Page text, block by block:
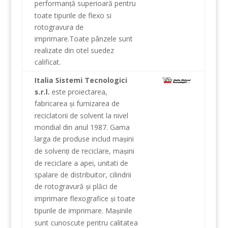
performanță superioară pentru
toate tipurile de flexo si
rotogravura de
imprimare.Toate pânzele sunt
realizate din otel suedez
calificat.
Italia Sistemi Tecnologici
s.r.l. este proiectarea,
fabricarea și furnizarea de
reciclatorii de solvent la nivel
mondial din anul 1987. Gama
larga de produse includ mașini
de solvenți de reciclare, mașini
de reciclare a apei, unitati de
spalare de distribuitor, cilindrii
de rotogravură și plăci de
imprimare flexografice și toate
tipurile de imprimare. Mașinile
sunt cunoscute pentru calitatea